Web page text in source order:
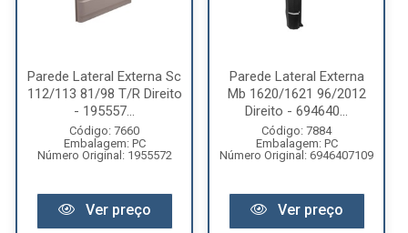
Parede Lateral Externa Sc
112/113 81/98 T/R Direito
- 195557...
Código: 7660
Embalagem: PC
Número Original: 1955572
Ver preço
Parede Lateral Externa
Mb 1620/1621 96/2012
Direito - 694640...
Código: 7884
Embalagem: PC
Número Original: 6946407109
Ver preço